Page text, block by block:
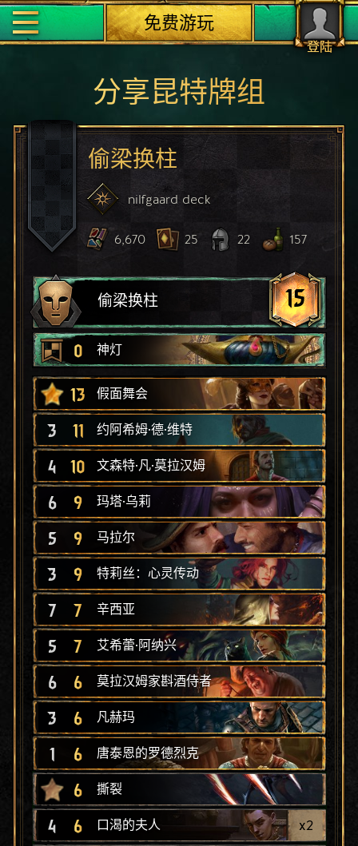
登陆
免费游玩
分享昆特牌组
偷梁换柱
nilfgaard deck
6,670 25 22 157
偷梁换柱 15
0 神灯
13 假面舞会
3 11 约阿希姆·德·维特
4 10 文森特·凡·莫拉汉姆
6 9 玛塔·乌莉
5 9 马拉尔
3 9 特莉丝：心灵传动
7 7 辛西亚
5 7 艾希蕾·阿纳兴
6 6 莫拉汉姆家斟酒侍者
3 6 凡赫玛
1 6 唐泰恩的罗德烈克
6 撕裂
4 6 口渴的夫人 x2